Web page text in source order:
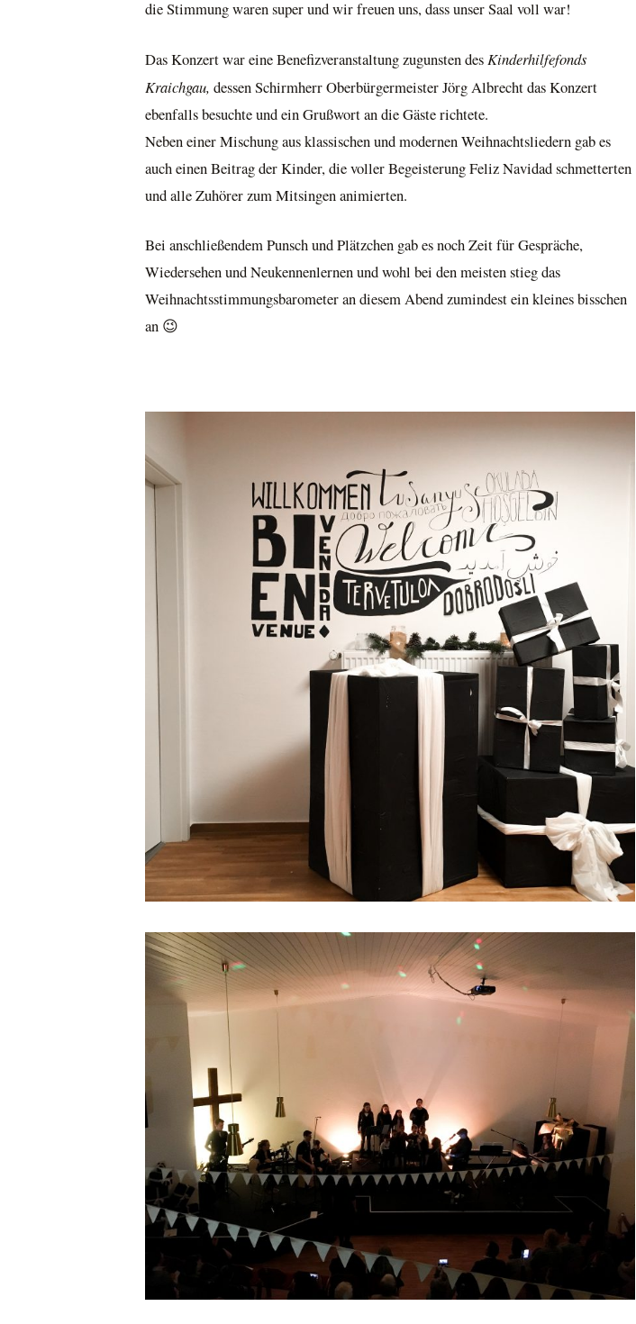
die Stimmung waren super und wir freuen uns, dass unser Saal voll war!
Das Konzert war eine Benefizveranstaltung zugunsten desKinderhilfefonds
Kraichgau,dessen Schirmherr Oberbürgermeister Jörg Albrecht das Konzert
ebenfalls besuchte und ein Grußwort an die Gäste richtete.
Neben einer Mischung aus klassischen und modernen Weihnachtsliedern gab es
auch einen Beitrag der Kinder, die voller Begeisterung Feliz Navidad schmetterten
und alle Zuhörer zum Mitsingen animierten.
Bei anschließendem Punsch und Plätzchen gab es noch Zeit für Gespräche,
Wiedersehen und Neukennenlernen und wohl bei den meisten stieg das
Weihnachtsstimmungsbarometer an diesem Abend zumindest ein kleines bisschen
an 😉